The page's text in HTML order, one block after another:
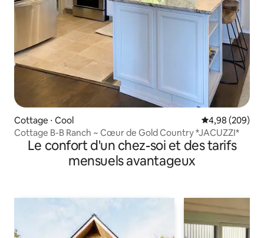
Cottage ⋅ Cool Évaluation
4,98 (209)
Cottage B-B Ranch ~ Cœur de Gold Country *JACUZZI*
Le confort d'un chez-soi et des tarifs
mensuels avantageux